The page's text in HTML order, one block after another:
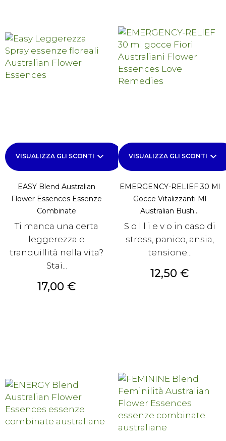
VISUALIZZA GLI SCONTI keyboard_arrow_down
EASY Blend Australian
Flower Essences Essenze
Combinate
Ti manca una certa
leggerezza e
tranquillità nella vita?
Stai...
Prezzo
17,00 €
VISUALIZZA GLI SCONTI keyboard_arrow_down
EMERGENCY-RELIEF 30 Ml
Gocce Vitalizzanti Ml
Australian Bush...
S o l l i e v o in caso di
stress, panico, ansia,
tensione...
Prezzo
12,50 €